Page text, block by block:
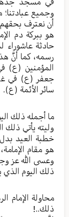
وجميع
أن نعترف بحقهم
هو ببركة دم
حادثة عاشوراء
رسمه، كما أنَّ
المؤمنين (ع)
جعفر (ع) في
سائر الأئمة (ع).
ما أجمله ذلك
وليته يأتي ذلك
خطبة العيد
هو مقام
وعسى الله عز
ذلك اليوم
محاولة الإمام
ذلك..!